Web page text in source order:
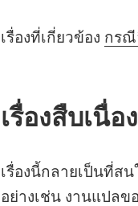
เรื่องที่เกี่ยวข้อง กรณี
เรื่องสืบเนื่อง
เรื่องนี้กลายเป็นที่ส
อย่างเช่น งานแปล